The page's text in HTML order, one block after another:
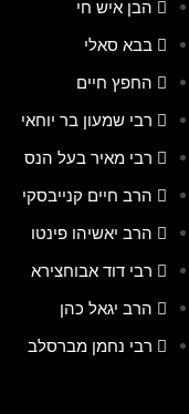
הבן איש חי
בבא סאלי
החפץ חיים
רבי שמעון בר יוחאי
רבי מאיר בעל הנס
הרב חיים קנייבסקי
הרב יאשיהו פינטו
רבי דוד אבוחצירא
הרב יגאל כהן
רבי נחמן מברסלב